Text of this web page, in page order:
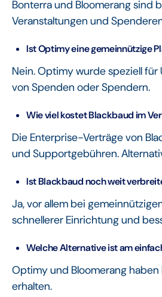
Bonterra und Bloomerang sind
Veranstaltungen und
Ist Optimy eine gemeinnützige
Nein. Optimy wurde speziell
von Spenden oder Spendern.
Wie viel kostet Blackbaud im
Die Enterprise-Verträge von
und Supportgebühren.
Ist Blackbaud noch weit
Ja, vor allem bei
schnellerer Einrichtung und
Welche Alternative ist am
Optimy und Bloomerang
erhalten.